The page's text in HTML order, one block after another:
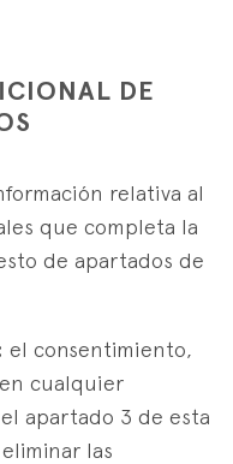
DE
relativa al
que completa la
de apartados de
el consentimiento,
cualquier
apartado 3 de esta
las